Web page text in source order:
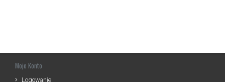
Moje Konto
Logowanie